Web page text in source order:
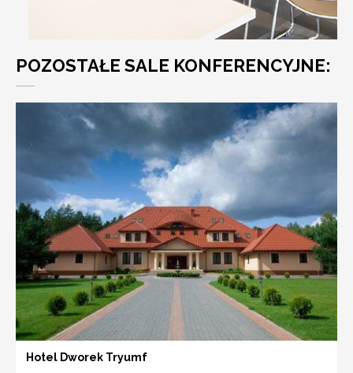
POZOSTAŁE SALE KONFERENCYJNE:
Hotel Dworek Tryumf